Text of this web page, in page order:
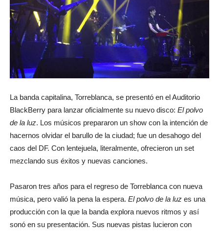
La banda capitalina, Torreblanca, se presentó en el Auditorio
BlackBerry para lanzar oficialmente su nuevo disco: El polvo
de la luz. Los músicos prepararon un show con la intención de
hacernos olvidar el barullo de la ciudad; fue un desahogo del
caos del DF. Con lentejuela, literalmente, ofrecieron un set
mezclando sus éxitos y nuevas canciones.
Pasaron tres años para el regreso de Torreblanca con nueva
música, pero valió la pena la espera. El polvo de la luz es una
producción con la que la banda explora nuevos ritmos y así
sonó en su presentación. Sus nuevas pistas lucieron con